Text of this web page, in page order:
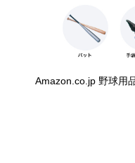
Amazon.co.jp 野球用